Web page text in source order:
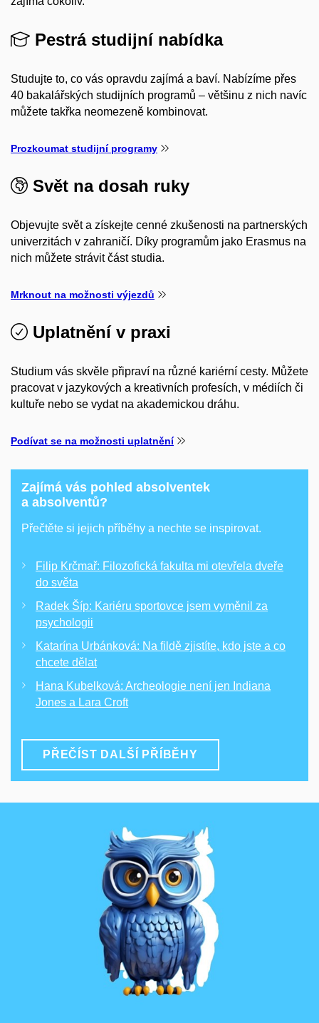
Pestrá studijní nabídka
Studujte to, co vás opravdu zajímá a baví. Nabízíme přes
40 bakalářských studijních programů – většinu z nich navíc
můžete takřka neomezeně kombinovat.
Prozkoumat studijní programy
Svět na dosah ruky
Objevujte svět a získejte cenné zkušenosti na partnerských
univerzitách v zahraničí. Díky programům jako Erasmus na
nich můžete strávit část studia.
Mrknout na možnosti výjezdů
Uplatnění v praxi
Studium vás skvěle připraví na různé kariérní cesty. Můžete
pracovat v jazykových a kreativních profesích, v médiích či
kultuře nebo se vydat na akademickou dráhu.
Podívat se na možnosti uplatnění
Zajímá vás pohled absolventek
a absolventů?
Přečtěte si jejich příběhy a nechte se inspirovat.
Filip Krčmař: Filozofická fakulta mi otevřela dveře
do světa
Radek Šíp: Kariéru sportovce jsem vyměnil za
psychologii
Katarína Urbánková: Na fildě zjistíte, kdo jste a co
chcete dělat
Hana Kubelková: Archeologie není jen Indiana
Jones a Lara Croft
PŘEČÍST DALŠÍ PŘÍBĚHY